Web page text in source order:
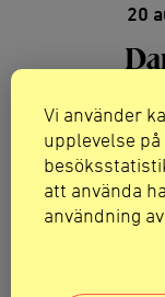
20
Vi använder
upplevelse
att använda
användning